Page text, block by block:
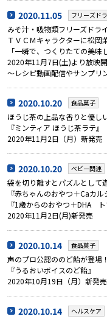
2020.11.05 フリーズド
みそ汁・吸物類フリーズドラ
ＴＶＣＭキャラクターに松岡
「一瞬で、つくりたての美
2020年11月7日(土)より放映開
～レシピ動画配信やサンプリ
2020.10.20 食品菓子
ほうじ茶の上品な香りと優し
『ミンティア ほうじ茶ラテ』
2020年11月2日（月）新発売
2020.10.20 ベビー関連
袋を切り離すとパズルとして
『赤ちゃんのおやつ＋Caカ
『1歳からのおやつ＋DHA
2020年11月2日(月)新発売
2020.10.14 食品菓子
声のプロ公認ののど飴が登場！
『うるおいボイスのど飴』
2020年10月19日（月）新発売
2020.10.14 ヘルスケア